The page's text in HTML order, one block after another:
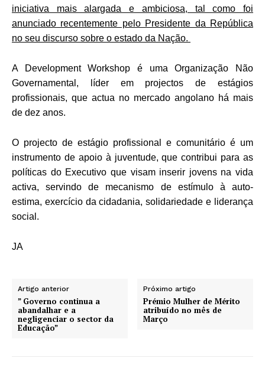
iniciativa mais alargada e ambiciosa, tal como foi
anunciado recentemente pelo Presidente da República
no seu discurso sobre o estado da Nação.
A Development Workshop é uma Organização Não
Governamental, líder em projectos de estágios
profissionais, que actua no mercado angolano há mais
de dez anos.
O projecto de estágio profissional e comunitário é um
instrumento de apoio à juventude, que contribui para as
políticas do Executivo que visam inserir jovens na vida
activa, servindo de mecanismo de estímulo à auto-
estima, exercício da cidadania, solidariedade e liderança
social.
JA
Artigo anterior
” Governo continua a
abandalhar e a
negligenciar o sector da
Educação”
Próximo artigo
Prémio Mulher de Mérito
atribuído no mês de
Março